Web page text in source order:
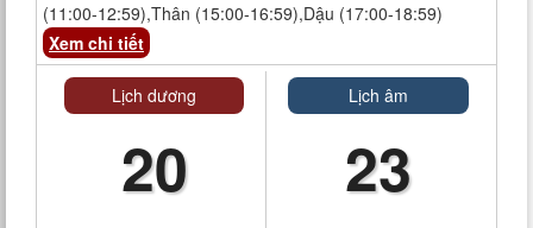
(11:00-12:59),Thân (15:00-16:59),Dậu (17:00-18:59)
Xem chi tiết
Lịch dương
20
Lịch âm
23